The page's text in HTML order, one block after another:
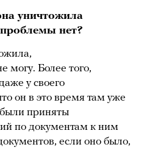
уничтожила
нет?
могу. Более того,
у своего
он в это время там уже
приняты
по документам к ним
если оно было,